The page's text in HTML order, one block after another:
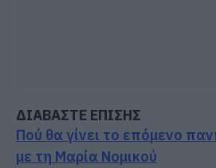
ΔΙΑΒΑΣΤΕ ΕΠΙΣΗΣ
Πού θα γίνει το επόμενο
με τη Μαρία Νομικού